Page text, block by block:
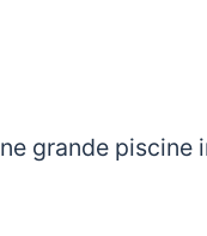
grande piscine